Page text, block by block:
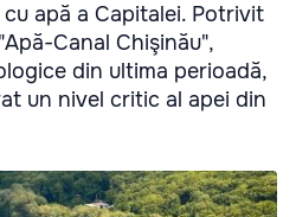
apă a Capitalei. Potrivit
Canal Chişinău",
din ultima perioadă,
un nivel critic al apei din